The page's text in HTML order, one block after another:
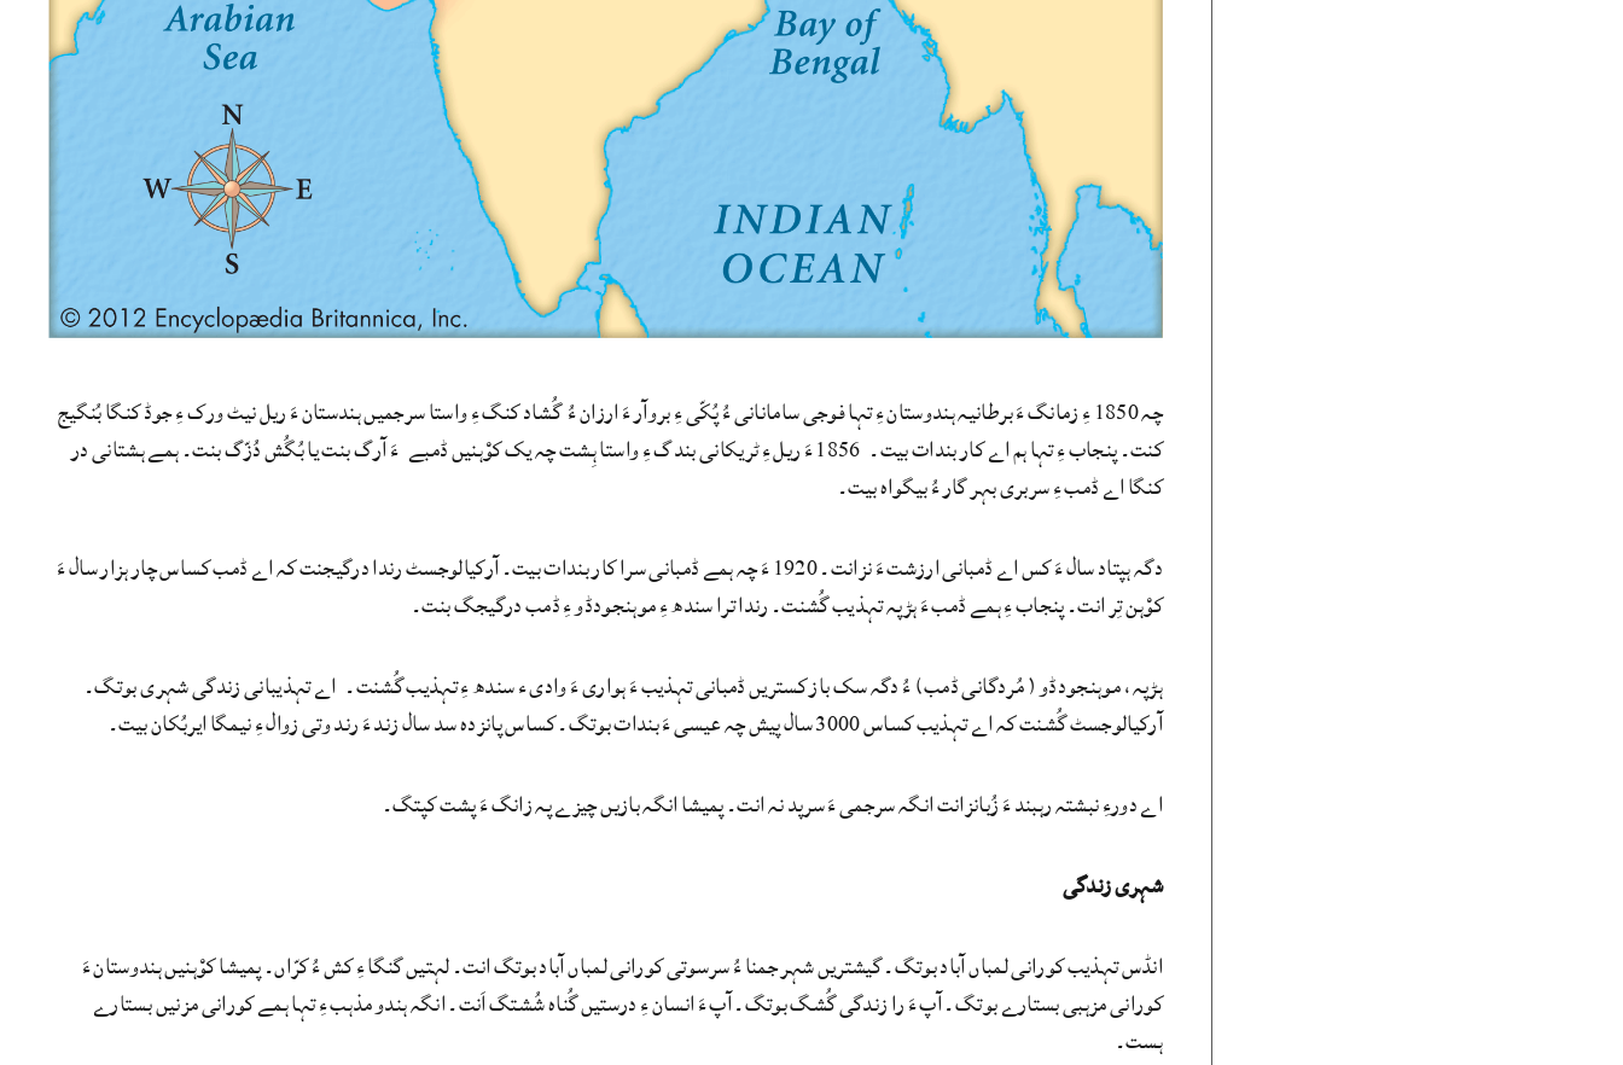
چہ 1850 ءِ زمانگ ءَ برطانیہ ہندوستان ءِ تہا فوجی سامانانی ءُ پُکّی ءِ بروآر ءَ ارزان ءُ گُشاد کنگ ءِ واستا سرجمیں ہندستان ءَ ریل نیٹ ورک ءِ جوڈ کنگا بُنگیج
کنت۔ پنجاب ءِ تہا ہم اے کار بندات بیت۔ 1856 ءَ ریل ءِ ٹریکانی بندگ ءِ واستا ہِشت چہ یک کوْہنیں ڈمبے ءَ آرگ بنت یا بُگُش دُزّگ بنت۔ ہمے ہشتانی در
کنگا اے ڈمب ءِ سربری بہر گار ءُ بیگواہ بیت۔
دگہ ہپتاد سال ءَ کس اے ڈمبانی ارزشت ءَ نزانت۔ 1920 ءَ چہ ہمے ڈمبانی سرا کار بندات بیت۔ آرکیالوجسٹ رندا درگیجنت کہ اے ڈمب کساس چار ہزار سال ءَ
کوْہن تِر انت۔ پنجاب ءِ ہمے ڈمب ءَ ہڑپہ تہذیب گُشنت۔ رندا ترا سندھ ءِ موہنجودڈو ءِ ڈمب درگیجگ بنت۔
ہڑپہ، موہنجودڈو ( مُردگانی ڈمب) ءُ دگہ سک باز کستریں ڈمبانی تہذیب ءَ ہواری ءَ وادی ء سندھ ءِ تہذیب گُشنت۔ اے تہذیبانی زندگی شہری بوتگ۔
آرکیالوجسٹ گُشنت کہ اے تہذیب کساس 3000 سال پیش چہ عیسی ءَ بندات بوتگ۔ کساس پانزدہ سد سال زند ءَ رند وتی زوال ءِ نیمگا ایربُکان بیت۔
اے دورءِ نبشتہ رہبند ءَ زُبانزانت انگہ سرجمی ءَ سرپد نہ انت۔ پمیشا انگہ بازیں چیزے پہ زانگ ءَ پشت کپتگ۔
شہری زندگی
انڈس تہذیب کورانی لمباں آباد بوتگ۔ گیشتریں شہر جمنا ءُ سرسوتی کورانی لمباں آباد بوتگ انت۔ لہتیں گنگا ءِ کش ءُ کرّاں۔ پمیشا کوْہنیں ہندوستان ءَ
کورانی مزہبی بستارے بوتگ۔ آپ ءَ را زندگی گُشگ بوتگ۔ آپ ءَ انسان ءِ درستیں گُناہ شُشتگ اَنت۔ انگہ ہندو مذہب ءِ تہا ہمے کورانی مزنیں بستارے
ہست۔